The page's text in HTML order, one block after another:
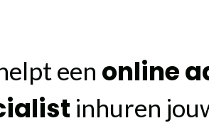
een online
inhuren